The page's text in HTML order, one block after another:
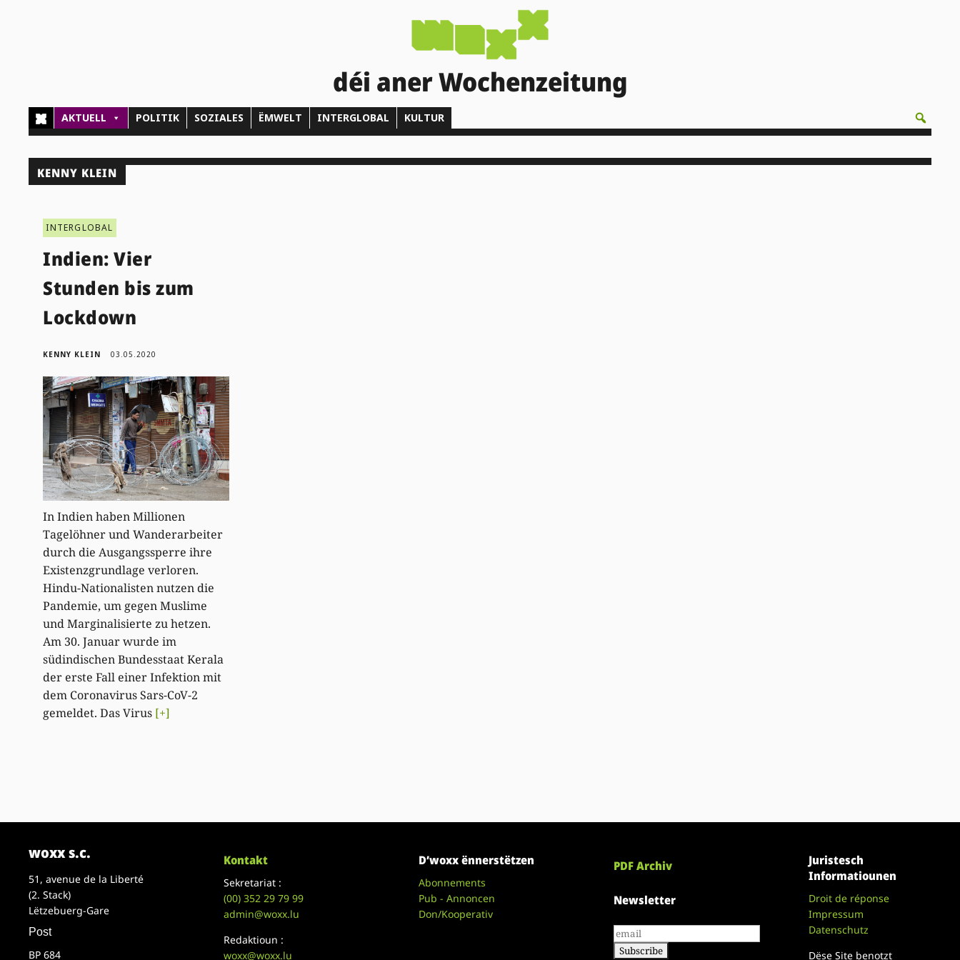
déi aner Wochenzeitung
AKTUELL POLITIK SOZIALES ËMWELT INTERGLOBAL KULTUR
KENNY KLEIN
INTERGLOBAL
Indien: Vier
Stunden bis zum
Lockdown
KENNY KLEIN 03.05.2020
In Indien haben Millionen
Tagelöhner und Wanderarbeiter
durch die Ausgangssperre ihre
Existenzgrundlage verloren.
Hindu-Nationalisten nutzen die
Pandemie, um gegen Muslime
und Marginalisierte zu hetzen.
Am 30. Januar wurde im
südindischen Bundesstaat Kerala
der erste Fall einer Infektion mit
dem Coronavirus Sars-CoV-2
gemeldet. Das Virus [+]
woxx s.c.
51, avenue de la Liberté
(2. Stack)
Lëtzebuerg-Gare
Post
BP 684
Kontakt
Sekretariat :
(00)352 29 79 99
admin@woxx.lu
Redaktioun :
woxx@woxx.lu
D’woxx ënnerstëtzen
Abonnements
Pub - Annoncen
Don/Kooperativ
PDF Archiv
Newsletter
Juristesch
Informatiounen
Droit de réponse
Impressum
Datenschutz
Dëse Site benotzt